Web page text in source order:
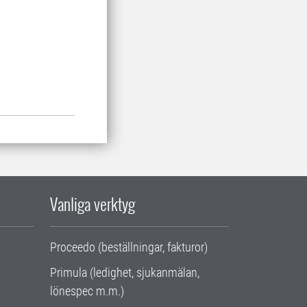
Vanliga verktyg
Proceedo (beställningar, fakturor)
Primula (ledighet, sjukanmälan,
lönespec m.m.)